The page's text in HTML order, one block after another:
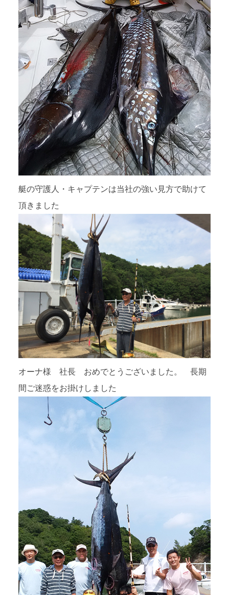
艇の守護人・キャプテンは当社の強い見方で助けて
頂きました
オーナ様 社長 おめでとうございました。 長期
間ご迷惑をお掛けしました